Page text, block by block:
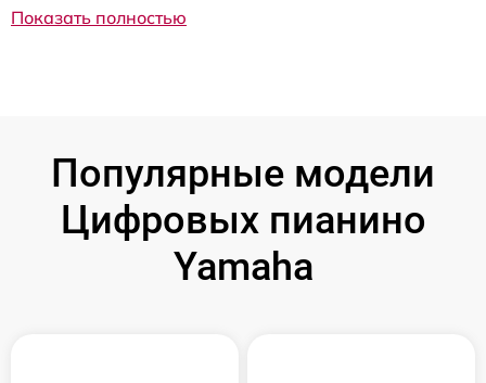
Показать полностью
Популярные модели
Цифровых пианино
Yamaha